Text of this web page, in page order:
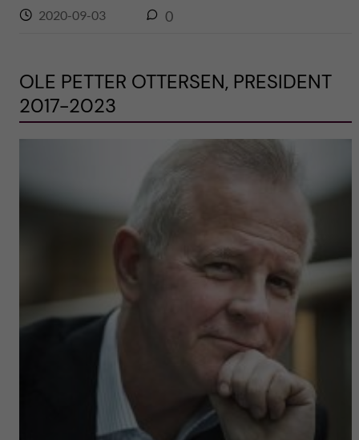
2020-09-03 0
OLE PETTER OTTERSEN, PRESIDENT
2017-2023